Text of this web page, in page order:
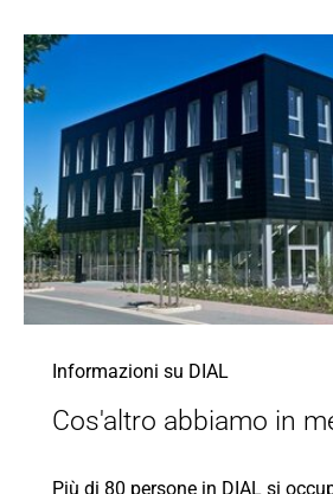
Informazioni su DIAL
Cos'altro abbiamo in
Più di 80 persone in DIAL si